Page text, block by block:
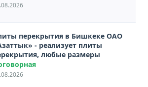
перекрытия в Бишкеке ОАО
- реализует плиты
любые размеры